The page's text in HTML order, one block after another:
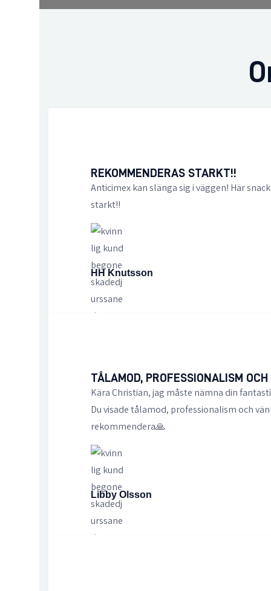
REKOMMENDERAS STARKT!!
Anticimex kan slänga sig i väggen! Här
starkt!!
HH Knutsson
TÅLAMOD, PROFESSIONALISM
Kära Christian, jag måste nämna din
Du visade tålamod, professionalism och
rekommendera🙏
Libby Olsson